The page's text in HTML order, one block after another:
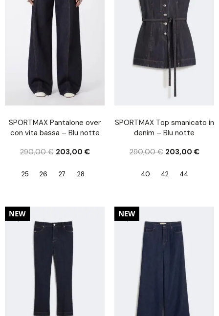
SPORTMAX Pantalone over
con vita bassa – Blu notte
290,00€ 203,00€
25 26 27 28
SPORTMAX Top smanicato in
denim – Blu notte
290,00€ 203,00€
40 42 44
30%
NEW 30%
NEW